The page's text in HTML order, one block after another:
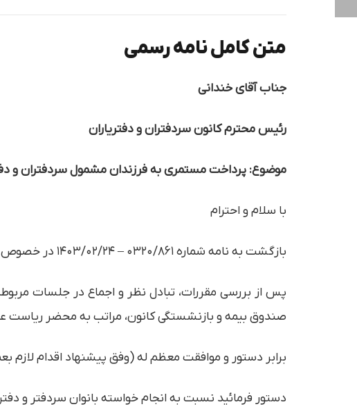
متن کامل نامه رسمی
جناب آقای خندانی
رئیس محترم کانون سردفتران و دفتریاران
موضوع: پرداخت مستمری به فرزندان مشمول سردفتران و
با سلام و احترام
بازگشت به نامه شماره ۰۳۲۰/۸۶۱ – ۱۴۰۳/۰۲/۲۴ در خصوص پرداخت مستمری به فرزندان مشمول و واجد شرایط بانوان سردفتر و دفتریار متوفی، اشعار می‌دارد:
پس از بررسی مقررات، تبادل نظر و اجماع در جلسات
صندوق بیمه و بازنشستگی کانون، مراتب به محضر ریاست
برابر دستور و موافقت معظم له (وفق پیشنهاد اقدام لازم
دستور فرمائید نسبت به انجام خواسته بانوان سردفتر و